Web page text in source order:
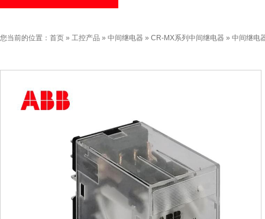
您当前的位置： 首页 » 工控产品 » 中间继电器 » CR-MX系列中间继电器 » 中间继电